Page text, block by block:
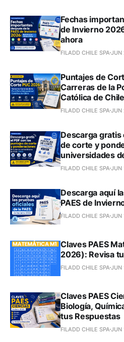
Fechas
de Invierno
ahora
FILADD CHILE SPA JUN
Puntajes de
Carreras de la
Católica de Chile
FILADD CHILE SPA JUN
Descarga gratis
de corte y
universidades
FILADD CHILE SPA JUN
Descarga aquí
PAES de
FILADD CHILE SPA JUN
Claves PAES
2026): Revisa
FILADD CHILE SPA JUN
Claves PAES
Biología,
tus Respuestas
FILADD CHILE SPA JUN